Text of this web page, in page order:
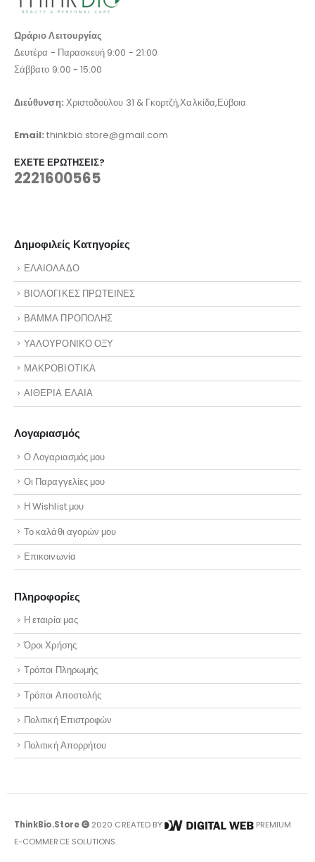
Ωράριο Λειτουργίας
Δευτέρα - Παρασκευή 9:00 - 21:00
Σάββατο 9:00 - 15:00
Διεύθυνση: Χριστοδούλου 31 & Γκορτζή,Χαλκίδα,Εύβοια
Email:thinkbio.store@gmail.com
ΈΧΕΤΕ ΕΡΩΤΉΣΕΙΣ?
2221600565
Δημοφιλείς Κατηγορίες
ΕΛΑΙΟΛΑΔΟ
ΒΙΟΛΟΓΙΚΕΣ ΠΡΩΤΕΙΝΕΣ
ΒΑΜΜΑ ΠΡΟΠΟΛΗΣ
ΥΑΛΟΥΡΟΝΙΚΟ ΟΞΥ
ΜΑΚΡΟΒΙΟΤΙΚΑ
ΑΙΘΕΡΙΑ ΕΛΑΙΑ
Λογαριασμός
Ο Λογαριασμός μου
Οι Παραγγελίες μου
Η Wishlist μου
Το καλάθι αγορών μου
Επικοινωνία
Πληροφορίες
Η εταιρία μας
Όροι Χρήσης
Τρόποι Πληρωμής
Τρόποι Αποστολής
Πολιτική Επιστροφών
Πολιτική Απορρήτου
ThinkBio.Store 2020 CREATED BY
PREMIUM
E-COMMERCE SOLUTIONS.